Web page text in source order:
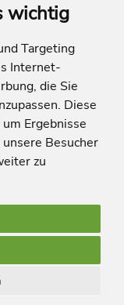
wichtig
Targeting
Internet-
die Sie
Diese
Ergebnisse
Besucher
zu
Hotels, bei
Reiseveranstalters.